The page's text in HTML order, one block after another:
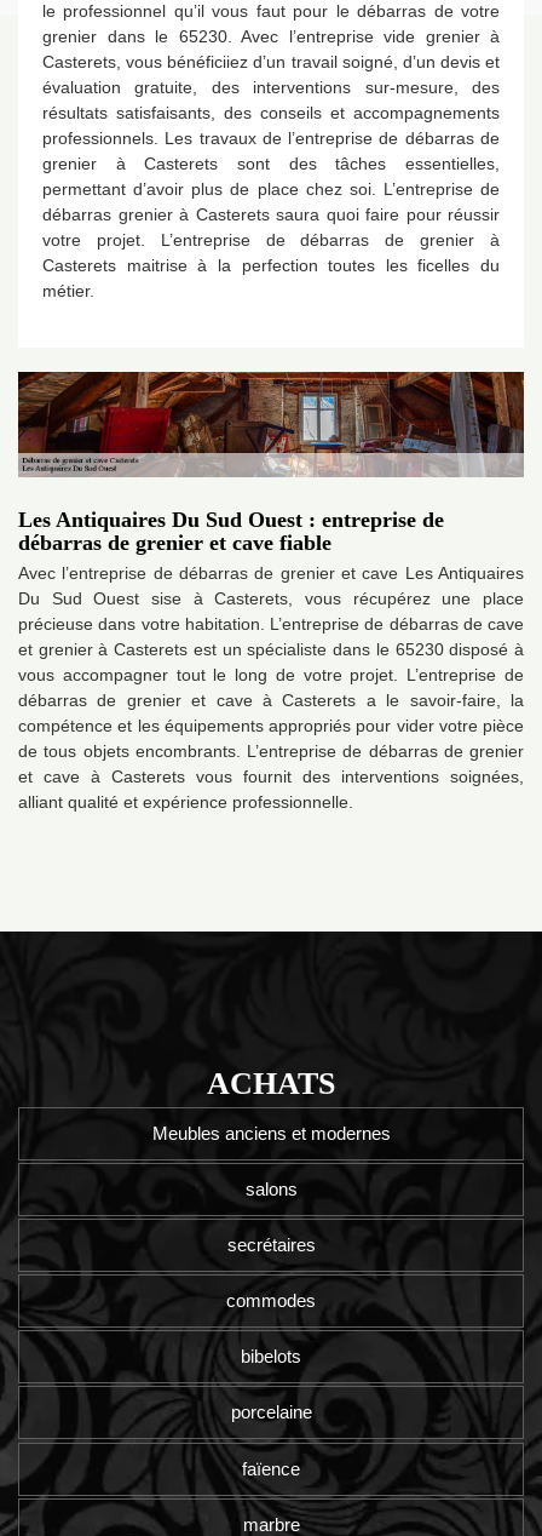
le professionnel qu’il vous faut pour le débarras de votre
grenier dans le 65230. Avec l’entreprise vide grenier à
Casterets, vous bénéficiiez d’un travail soigné, d’un devis et
évaluation gratuite, des interventions sur-mesure, des
résultats satisfaisants, des conseils et accompagnements
professionnels. Les travaux de l’entreprise de débarras de
grenier à Casterets sont des tâches essentielles,
permettant d’avoir plus de place chez soi. L’entreprise de
débarras grenier à Casterets saura quoi faire pour réussir
votre projet. L’entreprise de débarras de grenier à
Casterets maitrise à la perfection toutes les ficelles du
métier.
Les Antiquaires Du Sud Ouest : entreprise de
débarras de grenier et cave fiable
Avec l’entreprise de débarras de grenier et cave Les Antiquaires
Du Sud Ouest sise à Casterets, vous récupérez une place
précieuse dans votre habitation. L’entreprise de débarras de cave
et grenier à Casterets est un spécialiste dans le 65230 disposé à
vous accompagner tout le long de votre projet. L’entreprise de
débarras de grenier et cave à Casterets a le savoir-faire, la
compétence et les équipements appropriés pour vider votre pièce
de tous objets encombrants. L’entreprise de débarras de grenier
et cave à Casterets vous fournit des interventions soignées,
alliant qualité et expérience professionnelle.
ACHATS
Meubles anciens et modernes
salons
secrétaires
commodes
bibelots
porcelaine
faïence
marbre